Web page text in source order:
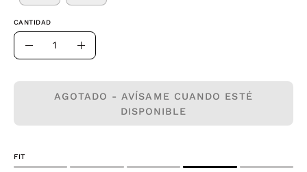
CANTIDAD
Cantidad
Disminuir Aumentar
AGOTADO - AVÍSAME CUANDO ESTÉ
DISPONIBLE
FIT